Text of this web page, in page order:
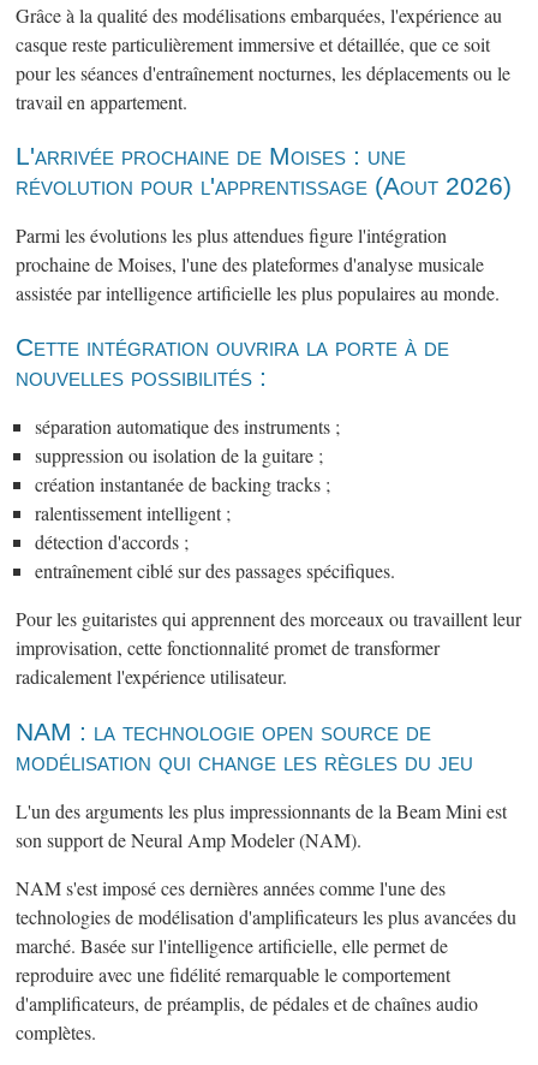
Grâce à la qualité des modélisations embarquées, l'expérience au
casque reste particulièrement immersive et détaillée, que ce soit
pour les séances d'entraînement nocturnes, les déplacements ou le
travail en appartement.
L'arrivée prochaine de Moises : une
révolution pour l'apprentissage (Aout 2026)
Parmi les évolutions les plus attendues figure l'intégration
prochaine de Moises, l'une des plateformes d'analyse musicale
assistée par intelligence artificielle les plus populaires au monde.
Cette intégration ouvrira la porte à de
nouvelles possibilités :
séparation automatique des instruments ;
suppression ou isolation de la guitare ;
création instantanée de backing tracks ;
ralentissement intelligent ;
détection d'accords ;
entraînement ciblé sur des passages spécifiques.
Pour les guitaristes qui apprennent des morceaux ou travaillent leur
improvisation, cette fonctionnalité promet de transformer
radicalement l'expérience utilisateur.
NAM : la technologie open source de
modélisation qui change les règles du jeu
L'un des arguments les plus impressionnants de la Beam Mini est
son support de Neural Amp Modeler (NAM).
NAM s'est imposé ces dernières années comme l'une des
technologies de modélisation d'amplificateurs les plus avancées du
marché. Basée sur l'intelligence artificielle, elle permet de
reproduire avec une fidélité remarquable le comportement
d'amplificateurs, de préamplis, de pédales et de chaînes audio
complètes.